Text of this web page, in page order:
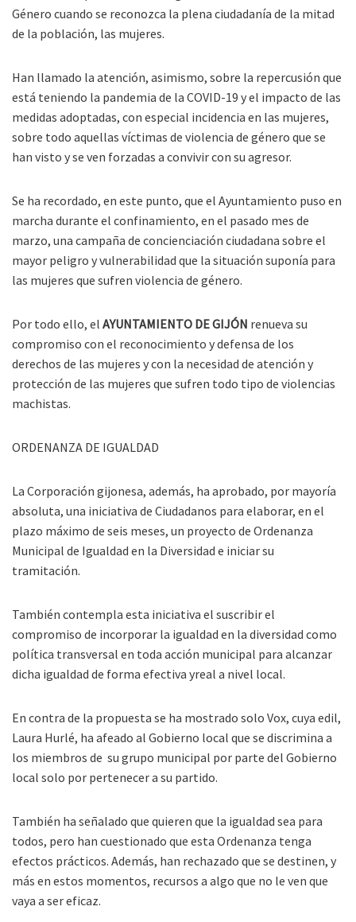
Género cuando se reconozca la plena ciudadanía de la mitad
de la población, las mujeres.
Han llamado la atención, asimismo, sobre la repercusión que
está teniendo la pandemia de la COVID-19 y el impacto de las
medidas adoptadas, con especial incidencia en las mujeres,
sobre todo aquellas víctimas de violencia de género que se
han visto y se ven forzadas a convivir con su agresor.
Se ha recordado, en este punto, que el Ayuntamiento puso en
marcha durante el confinamiento, en el pasado mes de
marzo, una campaña de concienciación ciudadana sobre el
mayor peligro y vulnerabilidad que la situación suponía para
las mujeres que sufren violencia de género.
Por todo ello, el AYUNTAMIENTO DE GIJÓN renueva su
compromiso con el reconocimiento y defensa de los
derechos de las mujeres y con la necesidad de atención y
protección de las mujeres que sufren todo tipo de violencias
machistas.
ORDENANZA DE IGUALDAD
La Corporación gijonesa, además, ha aprobado, por mayoría
absoluta, una iniciativa de Ciudadanos para elaborar, en el
plazo máximo de seis meses, un proyecto de Ordenanza
Municipal de Igualdad en la Diversidad e iniciar su
tramitación.
También contempla esta iniciativa el suscribir el
compromiso de incorporar la igualdad en la diversidad como
política transversal en toda acción municipal para alcanzar
dicha igualdad de forma efectiva yreal a nivel local.
En contra de la propuesta se ha mostrado solo Vox, cuya edil,
Laura Hurlé, ha afeado al Gobierno local que se discrimina a
los miembros de su grupo municipal por parte del Gobierno
local solo por pertenecer a su partido.
También ha señalado que quieren que la igualdad sea para
todos, pero han cuestionado que esta Ordenanza tenga
efectos prácticos. Además, han rechazado que se destinen, y
más en estos momentos, recursos a algo que no le ven que
vaya a ser eficaz.